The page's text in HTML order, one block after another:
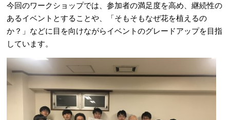
今回のワークショップでは、参加者の満足度を高め、継続性の
あるイベントとすることや、「そもそもなぜ花を植えるの
か？」などに目を向けながらイベントのグレードアップを目指
しています。